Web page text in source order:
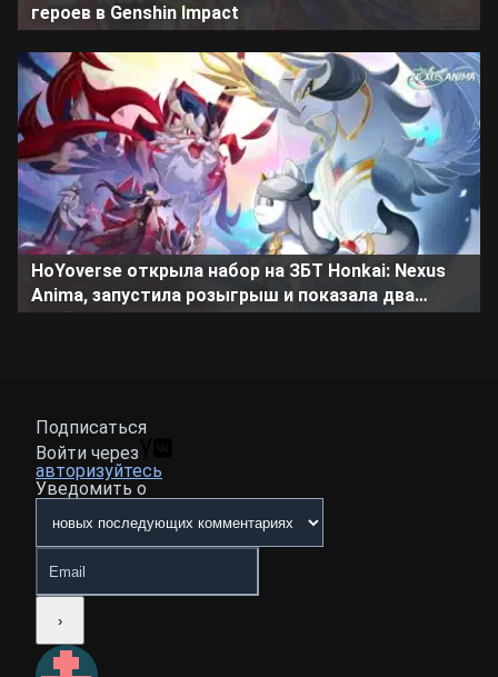
героев в Genshin Impact
HoYoverse открыла набор на ЗБТ Honkai: Nexus
Anima, запустила розыгрыш и показала два
трейлера
Подписаться
Войти через
авторизуйтесь
Уведомить о